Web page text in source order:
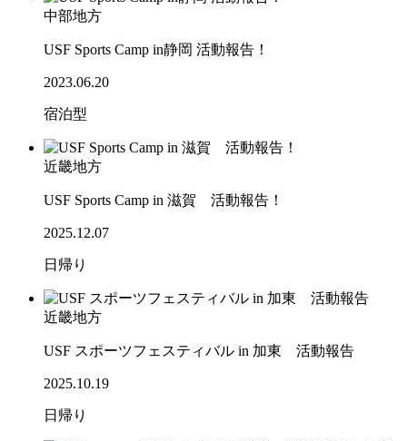
中部地方
USF Sports Camp in静岡 活動報告！
2023.06.20
宿泊型
近畿地方
USF Sports Camp in 滋賀 活動報告！
2025.12.07
日帰り
近畿地方
USF スポーツフェスティバル in 加東 活動報告
2025.10.19
日帰り